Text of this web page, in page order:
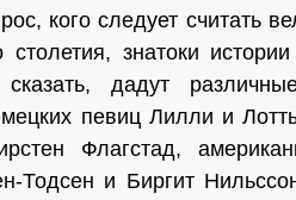
кого следует считать
знатоки
дадут
пе­виц Лилли и
Флагстад,
Тодсен и Биргит